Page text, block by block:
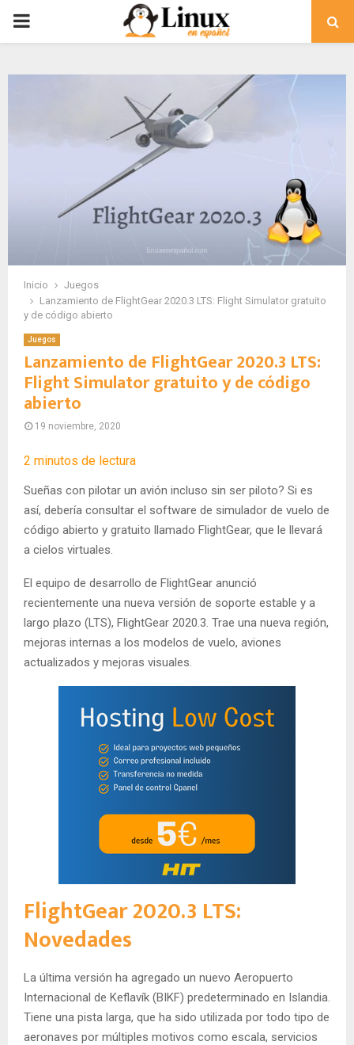
PRIMARY
Inicio
Juegos
Lanzamiento de FlightGear 2020.3 LTS: Flight Simulator gratuito
y de código abierto
Juegos
Lanzamiento de FlightGear 2020.3 LTS:
Flight Simulator gratuito y de código
abierto
19 noviembre, 2020
2 minutos de lectura
Sueñas con pilotar un avión incluso sin ser piloto? Si es
así, debería consultar el software de simulador de vuelo de
código abierto y gratuito llamado FlightGear, que le llevará
a cielos virtuales.
El equipo de desarrollo de FlightGear anunció
recientemente una nueva versión de soporte estable y a
largo plazo (LTS), FlightGear 2020.3. Trae una nueva región,
mejoras internas a los modelos de vuelo, aviones
actualizados y mejoras visuales.
FlightGear 2020.3 LTS:
Novedades
La última versión ha agregado un nuevo Aeropuerto
Internacional de Keflavík (BIKF) predeterminado en Islandia.
Tiene una pista larga, que ha sido utilizada por todo tipo de
aeronaves por múltiples motivos como escala, servicios